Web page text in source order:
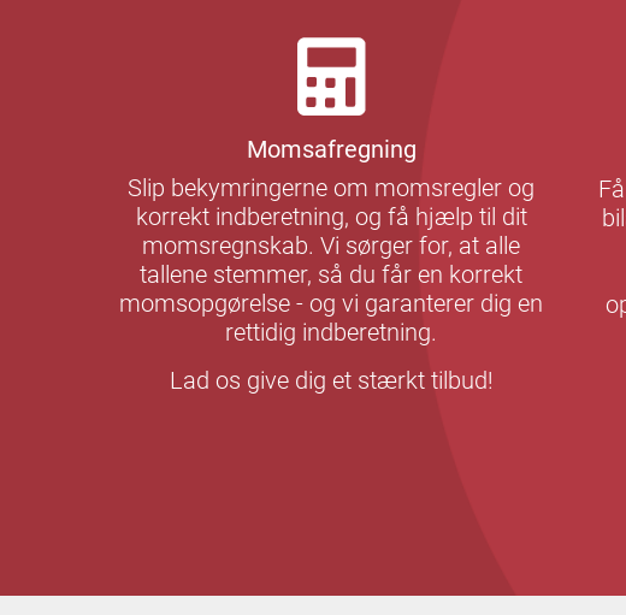
Momsafregning
Slip bekymringerne om momsregler og
korrekt indberetning, og få hjælp til dit
momsregnskab. Vi sørger for, at alle
tallene stemmer, så du får en korrekt
momsopgørelse - og vi garanterer dig en
rettidig indberetning.
Lad os give dig et stærkt tilbud!